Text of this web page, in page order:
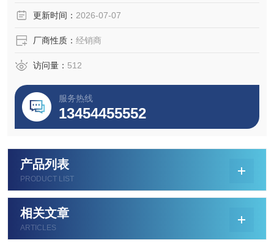
更新时间： 2026-07-07
厂商性质： 经销商
访问量： 512
服务热线
13454455552
产品列表
PRODUCT LIST
相关文章
ARTICLES